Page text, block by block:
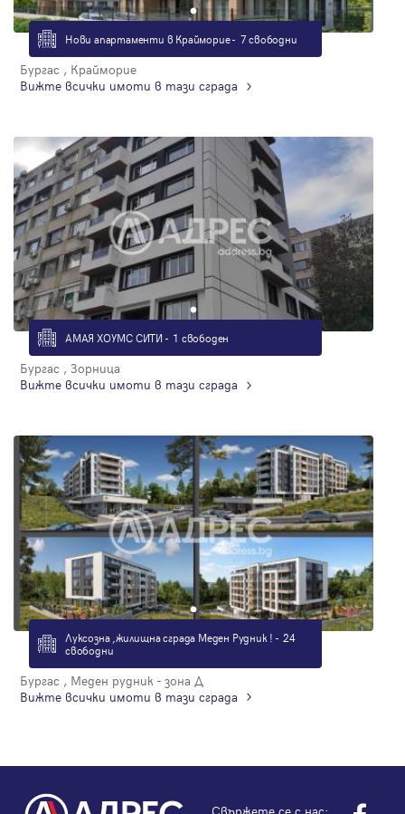
Нови апартаменти в Крайморие - 7 свободни
Бургас , Крайморие
Вижте всички имоти в тази сграда
АМАЯ ХОУМС СИТИ - 1 свободен
Бургас , Зорница
Вижте всички имоти в тази сграда
Луксозна ,жилищна сграда Меден Рудник ! - 24
свободни
Бургас , Меден рудник - зона Д
Вижте всички имоти в тази сграда